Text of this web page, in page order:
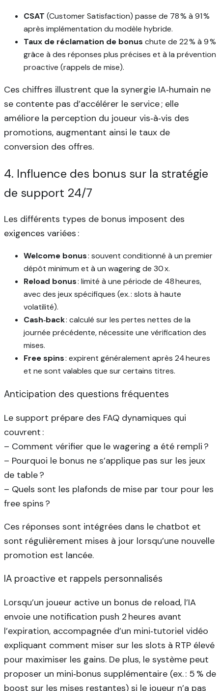
CSAT (Customer Satisfaction) passe de 78 % à 91 %
après implémentation du modèle hybride.
Taux de réclamation de bonus chute de 22 % à 9 %
grâce à des réponses plus précises et à la prévention
proactive (rappels de mise).
Ces chiffres illustrent que la synergie IA‑humain ne
se contente pas d’accélérer le service ; elle
améliore la perception du joueur vis‑à‑vis des
promotions, augmentant ainsi le taux de
conversion des offres.
4. Influence des bonus sur la stratégie
de support 24/7
Les différents types de bonus imposent des
exigences variées :
Welcome bonus: souvent conditionné à un premier
dépôt minimum et à un wagering de 30 x.
Reload bonus: limité à une période de 48 heures,
avec des jeux spécifiques (ex. : slots à haute
volatilité).
Cash‑back: calculé sur les pertes nettes de la
journée précédente, nécessite une vérification des
mises.
Free spins: expirent généralement après 24 heures
et ne sont valables que sur certains titres.
Anticipation des questions fréquentes
Le support prépare des FAQ dynamiques qui
couvrent :
– Comment vérifier que le wagering a été rempli ?
– Pourquoi le bonus ne s’applique pas sur les jeux
de table ?
– Quels sont les plafonds de mise par tour pour les
free spins ?
Ces réponses sont intégrées dans le chatbot et
sont régulièrement mises à jour lorsqu’une nouvelle
promotion est lancée.
IA proactive et rappels personnalisés
Lorsqu’un joueur active un bonus de reload, l’IA
envoie une notification push 2 heures avant
l’expiration, accompagnée d’un mini‑tutoriel vidéo
expliquant comment miser sur les slots à RTP élevé
pour maximiser les gains. De plus, le système peut
proposer un mini‑bonus supplémentaire (ex. : 5 % de
boost sur les mises restantes) si le joueur n’a pas